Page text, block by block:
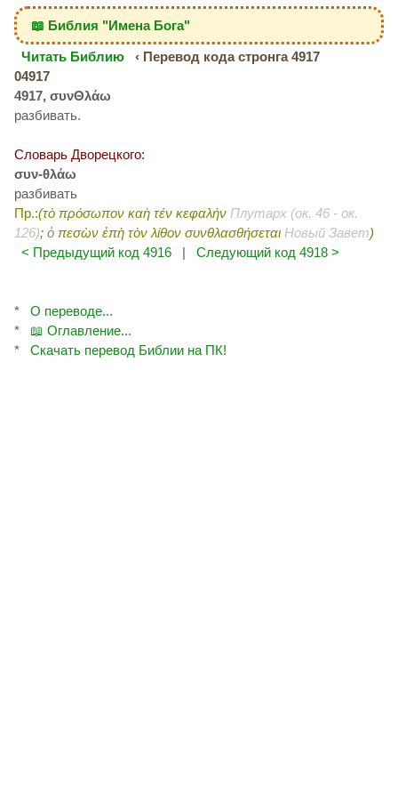
📖 Библия "Имена Бога"
Читать Библию
‹ Перевод кода стронга 4917
04917
4917, συνΘλάω
разбивать.
Словарь Дворецкого:
συν-θλάω
разбивать
Пр.:(τὸ πρόσωπον καὴ τέν κεφαλήν Плутарх (ок. 46 - ок.
126); ὁ πεσὼν ἐπὴ τὸν λίθον συνθλασθήσεται Новый Завет)
< Предыдущий код 4916
| Следующий код 4918 >
*
О переводе...
*
📖 Оглавление...
*
Скачать перевод Библии на ПК!